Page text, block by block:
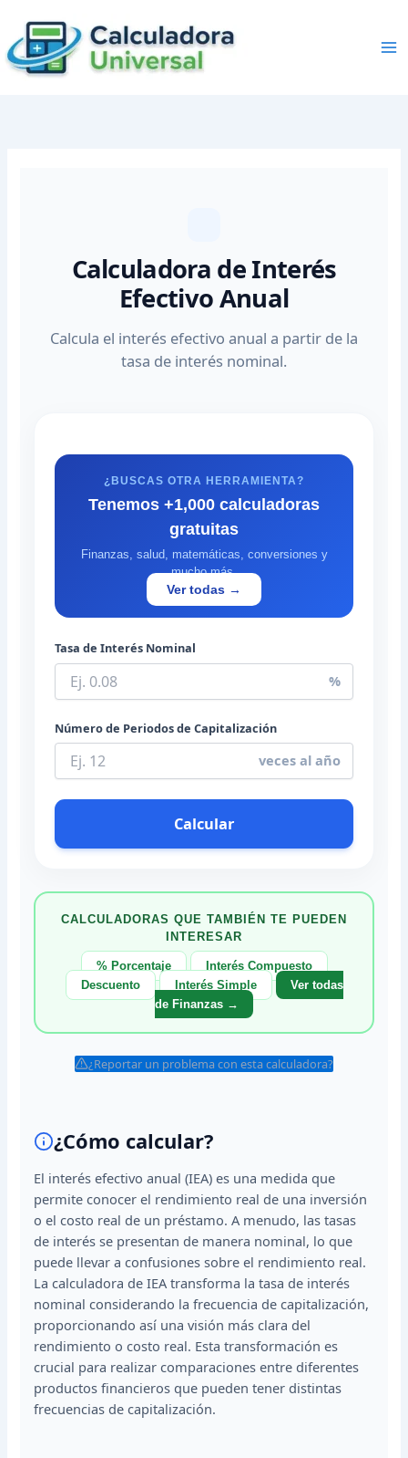
content
Calculadora de Interés
Efectivo Anual
Calcula el interés efectivo anual a partir de la
tasa de interés nominal.
¿BUSCAS OTRA HERRAMIENTA?
Tenemos +1,000 calculadoras
gratuitas
Finanzas, salud, matemáticas, conversiones y
mucho más.
Ver todas →
Tasa de Interés Nominal
%
Número de Periodos de Capitalización
veces al año
Calcular
CALCULADORAS QUE TAMBIÉN TE PUEDEN
INTERESAR
% Porcentaje
Interés Compuesto
Descuento
Interés Simple
Ver todas
de Finanzas →
¿Reportar un problema con esta calculadora?
¿Cómo calcular?
El interés efectivo anual (IEA) es una medida que
permite conocer el rendimiento real de una inversión
o el costo real de un préstamo. A menudo, las tasas
de interés se presentan de manera nominal, lo que
puede llevar a confusiones sobre el rendimiento real.
La calculadora de IEA transforma la tasa de interés
nominal considerando la frecuencia de capitalización,
proporcionando así una visión más clara del
rendimiento o costo real. Esta transformación es
crucial para realizar comparaciones entre diferentes
productos financieros que pueden tener distintas
frecuencias de capitalización.